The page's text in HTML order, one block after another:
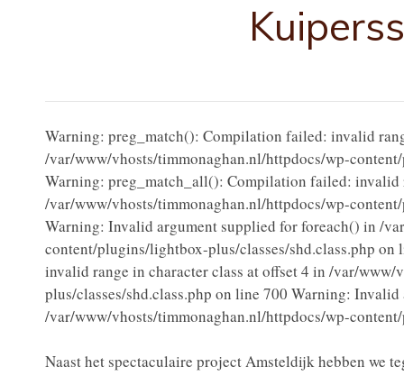
Warning: preg_match(): Compilation failed: invalid
/var/www/vhosts/timmonaghan.nl/httpdocs/wp-
Warning: preg_match_all(): Compilation failed: invalid
/var/www/vhosts/timmonaghan.nl/httpdocs/wp-
Warning: Invalid argument supplied for foreach() in /
content/plugins/lightbox-plus/classes/shd.class.php
invalid range in character class at offset 4 in /var/
plus/classes/shd.class.php on line 700 Warning:
/var/www/vhosts/timmonaghan.nl/httpdocs/wp-
Naast het spectaculaire project Amsteldijk hebben we